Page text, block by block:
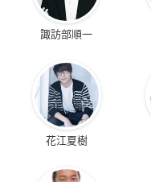
諏訪部順一
花江夏樹